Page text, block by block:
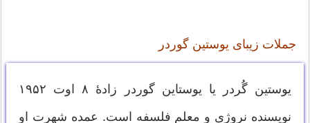
جملات زیبای یوستین گوردر
یوستین گُردر یا یوستاین گوردر زادهٔ ۸ اوت ۱۹۵۲
نویسنده نروژی و معلم فلسفه است. عمده شهرت او